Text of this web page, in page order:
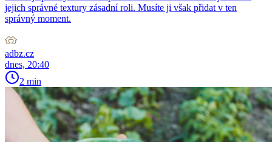
jejich správné textury zásadní roli. Musíte ji však přidat v ten
správný moment.
adbz.cz
dnes, 20:40
2 min